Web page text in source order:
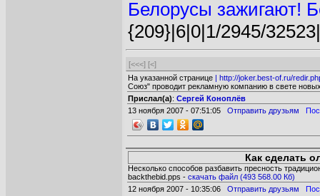
Белорусы зажигают!
{209}|6|0|1/2945/32523|
[<<<] [<]
На указанной странице | http://joker.best-of.ru/
Союз" проводит рекламную компанию в свете
Прислал(а): Сергей Коноплёв
13 ноября 2007 - 07:51:05 Отправить друзьям
Как сделать
Несколько способов разбавить пресность
backthebid.pps - cкачать файл (493 568.00 Кб)
12 ноября 2007 - 10:35:06 Отправить друзьям